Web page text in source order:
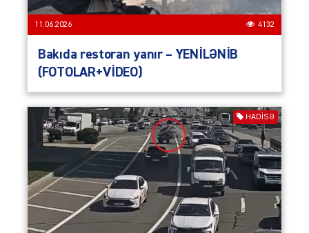
11.06.2026 4132
Bakıda restoran yanır – YENİLƏNİB
(FOTOLAR+VİDEO)
HADISƏ